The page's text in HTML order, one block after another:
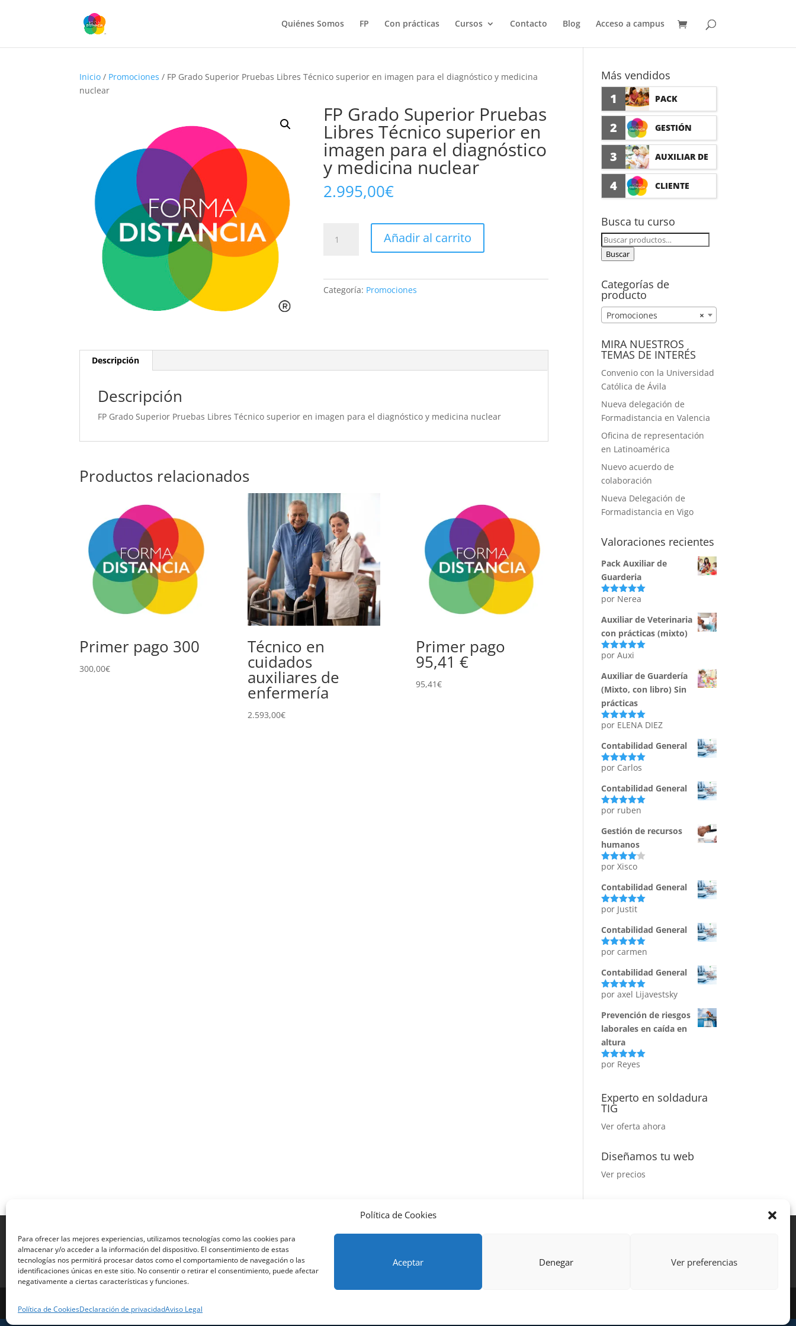
Política de Cookies
Para ofrecer las mejores experiencias, utilizamos tecnologías como las cookies para
almacenar y/o acceder a la información del dispositivo. El consentimiento de estas
tecnologías nos permitirá procesar datos como el comportamiento de navegación o las
identificaciones únicas en este sitio. No consentir o retirar el consentimiento, puede afectar
negativamente a ciertas características y funciones.
Aceptar Denegar Ver preferencias
Política de CookiesDeclaración de privacidadAviso Legal
Quiénes Somos FP Con prácticas Cursos Contacto Blog Acceso a campus
Inicio / Promociones / FP Grado Superior Pruebas Libres Técnico superior en imagen para el diagnóstico y medicina
nuclear
FP Grado Superior Pruebas
Libres Técnico superior en
imagen para el diagnóstico
y medicina nuclear
2.995,00€
Grado
Técnico
para
nuclear
Añadir al carrito
Categoría: Promociones
Descripción
Descripción
FP Grado Superior Pruebas Libres Técnico superior en imagen para el diagnóstico y medicina nuclear
Productos relacionados
Primer pago 300
300,00€
Técnico en
cuidados
auxiliares de
enfermería
2.593,00€
Primer pago
95,41 €
95,41€
Más vendidos
1 PACK
AUXILIAR DE
GUARDERÍA
CON
2 GESTIÓN
SEGURO DE
ACCIDENTES
(PRÁCTICAS
FORMATIVAS)
3 AUXILIAR DE
FARMACIA Y
IA CON
4 CLIENTE
NCIA -
A MEDIDA
Busca tu curso
Buscar
por:
Buscar
Categorías de
producto
×
Promociones
MIRA NUESTROS
TEMAS DE INTERÉS
Convenio con la Universidad
Católica de Ávila
Nueva delegación de
Formadistancia en Valencia
Oficina de representación
en Latinoamérica
Nuevo acuerdo de
colaboración
Nueva Delegación de
Formadistancia en Vigo
Valoraciones recientes
Pack Auxiliar de
Guarderia
Valorado
por Nerea
Auxiliar de Veterinaria
con prácticas (mixto)
Valorado
por Auxi
Auxiliar de Guardería
(Mixto, con libro) Sin
prácticas
Valorado
por ELENA DIEZ
Contabilidad General
Valorado
por Carlos
Contabilidad General
Valorado
por ruben
Gestión de recursos
humanos
Valorado
5
por Xisco
Contabilidad General
Valorado
por Justit
Contabilidad General
Valorado
por carmen
Contabilidad General
Valorado
por axel Lijavestsky
Prevención de riesgos
laborales en caída en
altura
Valorado
por Reyes
Experto en soldadura
TIG
Ver oferta ahora
Diseñamos tu web
Ver precios
Términos y condiciones – Contrato de matrícula
Política de Cookies
Formulario de Datos necesarios para alta
Métodos de pago SEQURA
Formulario de responsabilidad de APPCC
Plantilla formación bonificada Formación Obligatoria según Sector
Formulario uso de imagen
Encuesta
Contacto Centros colaboradores